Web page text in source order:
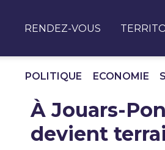
RENDEZ-VOUS
POLITIQUE ECONOMIE
À Jouars-
devient